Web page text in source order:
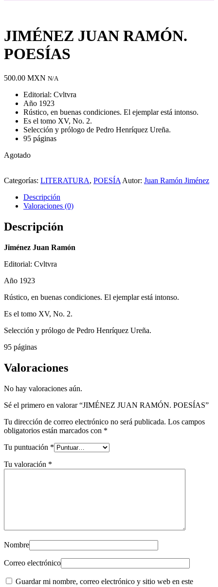
JIMÉNEZ JUAN RAMÓN.
POESÍAS
500.00 MXN N/A
Editorial: Cvltvra
Año 1923
Rústico, en buenas condiciones. El ejemplar está intonso.
Es el tomo XV, No. 2.
Selección y prólogo de Pedro Henríquez Ureña.
95 páginas
Agotado
a
Categorías: LITERATURA, POESÍA Autor: Juan Ramón Jiménez
Descripción
Valoraciones (0)
Descripción
Jiménez Juan Ramón
Editorial: Cvltvra
Año 1923
Rústico, en buenas condiciones. El ejemplar está intonso.
Es el tomo XV, No. 2.
Selección y prólogo de Pedro Henríquez Ureña.
95 páginas
Valoraciones
No hay valoraciones aún.
Sé el primero en valorar “JIMÉNEZ JUAN RAMÓN. POESÍAS”
Tu dirección de correo electrónico no será publicada. Los campos
obligatorios están marcados con *
Tu puntuación *
Tu valoración *
Nombre
Correo electrónico
Guardar mi nombre, correo electrónico y sitio web en este